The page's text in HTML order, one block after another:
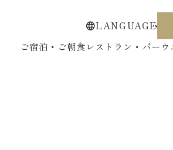
ご宿泊・ご朝食レストラン・バー
LANGUAGE